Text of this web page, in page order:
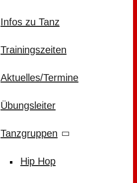
Infos zu Tanz
Trainingszeiten
Aktuelles/Termine
Übungsleiter
Tanzgruppen
Hip Hop